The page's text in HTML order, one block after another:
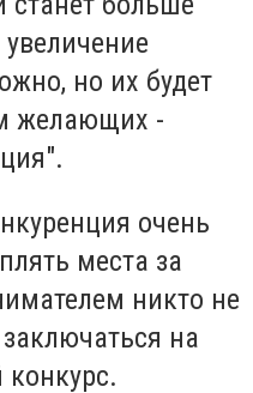
но их будет
желающих -
очень
места за
никто не
на